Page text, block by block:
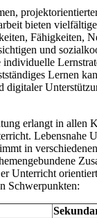
bieten
Fähigkeiten,
und
individuelle
Lernen
digitaler
erlangt in allen
Lebensnahe
in
Unterricht
Schwerpunkten: